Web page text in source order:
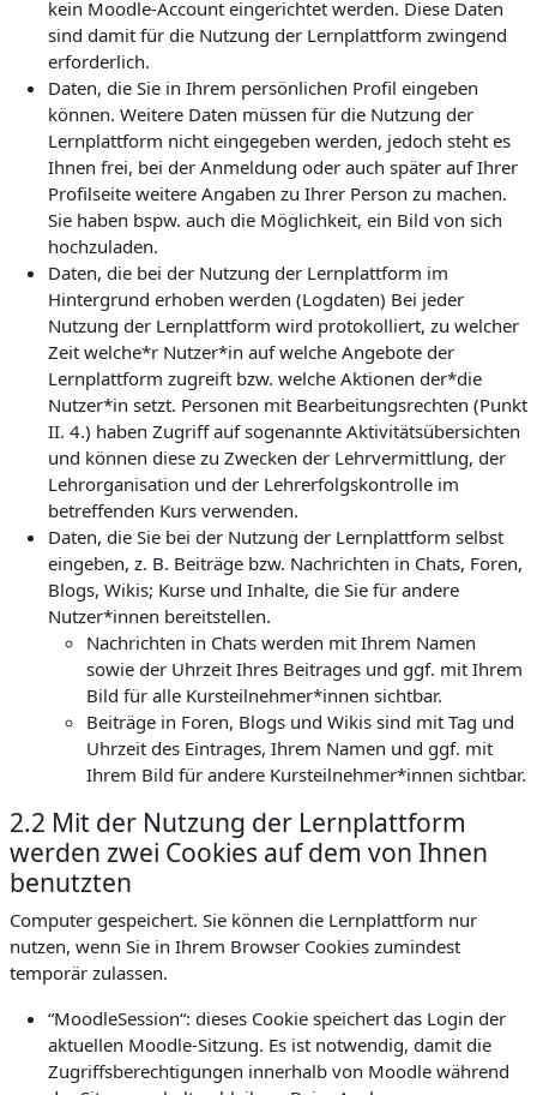
kein Moodle-Account eingerichtet werden. Diese Daten
sind damit für die Nutzung der Lernplattform zwingend
erforderlich.
Daten, die Sie in Ihrem persönlichen Profil eingeben
können. Weitere Daten müssen für die Nutzung der
Lernplattform nicht eingegeben werden, jedoch steht es
Ihnen frei, bei der Anmeldung oder auch später auf Ihrer
Profilseite weitere Angaben zu Ihrer Person zu machen.
Sie haben bspw. auch die Möglichkeit, ein Bild von sich
hochzuladen.
Daten, die bei der Nutzung der Lernplattform im
Hintergrund erhoben werden (Logdaten) Bei jeder
Nutzung der Lernplattform wird protokolliert, zu welcher
Zeit welche*r Nutzer*in auf welche Angebote der
Lernplattform zugreift bzw. welche Aktionen der*die
Nutzer*in setzt. Personen mit Bearbeitungsrechten (Punkt
II. 4.) haben Zugriff auf sogenannte Aktivitätsübersichten
und können diese zu Zwecken der Lehrvermittlung, der
Lehrorganisation und der Lehrerfolgskontrolle im
betreffenden Kurs verwenden.
Daten, die Sie bei der Nutzung der Lernplattform selbst
eingeben, z. B. Beiträge bzw. Nachrichten in Chats, Foren,
Blogs, Wikis; Kurse und Inhalte, die Sie für andere
Nutzer*innen bereitstellen.
Nachrichten in Chats werden mit Ihrem Namen
sowie der Uhrzeit Ihres Beitrages und ggf. mit Ihrem
Bild für alle Kursteilnehmer*innen sichtbar.
Beiträge in Foren, Blogs und Wikis sind mit Tag und
Uhrzeit des Eintrages, Ihrem Namen und ggf. mit
Ihrem Bild für andere Kursteilnehmer*innen sichtbar.
2.2 Mit der Nutzung der Lernplattform
werden zwei Cookies auf dem von Ihnen
benutzten
Computer gespeichert. Sie können die Lernplattform nur
nutzen, wenn Sie in Ihrem Browser Cookies zumindest
temporär zulassen.
“MoodleSession“: dieses Cookie speichert das Login der
aktuellen Moodle-Sitzung. Es ist notwendig, damit die
Zugriffsberechtigungen innerhalb von Moodle während